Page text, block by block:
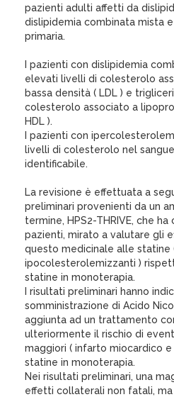
pazienti adulti affetti da
dislipidemia combinata mista
primaria.
I pazienti con dislipidemia
elevati livelli di colesterolo
bassa densità ( LDL ) e
colesterolo associato a
HDL ).
I pazienti con
livelli di colesterolo nel
identificabile.
La revisione è effettuata a
preliminari provenienti da un
termine, HPS2-THRIVE, che
pazienti, mirato a valutare gli
questo medicinale alle statine
ipocolesterolemizzanti )
statine in monoterapia.
I risultati preliminari hanno
somministrazione di Acido
aggiunta ad un trattamento
ulteriormente il rischio di
maggiori ( infarto miocardico
statine in monoterapia.
Nei risultati preliminari, una
effetti collaterali non fatali, ma